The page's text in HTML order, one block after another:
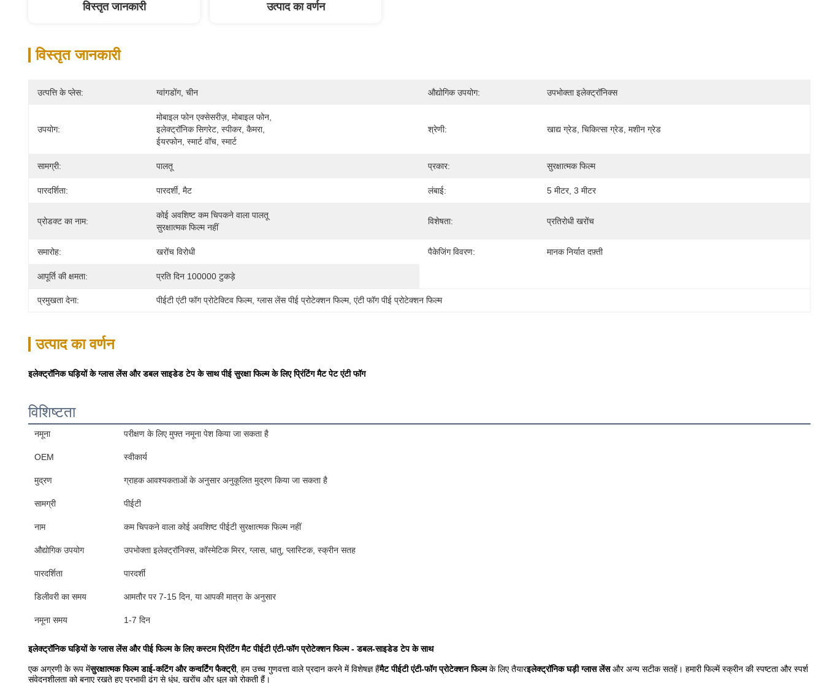
विस्तृत जानकारी उत्पाद का वर्णन
विस्तृत जानकारी
उत्पत्ति के प्लेस: ग्वांगडोंग, चीन औद्योगिक उपयोग: उपभोक्ता इलेक्ट्रॉनिक्स
उपयोग:
मोबाइल फोन एक्सेसरीज़, मोबाइल फोन,
इलेक्ट्रॉनिक सिगरेट, स्पीकर, कैमरा,
ईयरफोन, स्मार्ट वॉच, स्मार्ट
श्रेणी: खाद्य ग्रेड, चिकित्सा ग्रेड, मशीन ग्रेड
सामग्री: पालतू प्रकार: सुरक्षात्मक फिल्म
पारदर्शिता: पारदर्शी, मैट लंबाई: 5 मीटर, 3 मीटर
प्रोडक्ट का नाम:
कोई अवशिष्ट कम चिपकने वाला पालतू
सुरक्षात्मक फिल्म नहीं
विशेषता: प्रतिरोधी खरोंच
समारोह: खरोंच विरोधी पैकेजिंग विवरण: मानक निर्यात दफ़्ती
आपूर्ति की क्षमता: प्रति दिन 100000 टुकड़े
प्रमुखता देना: पीईटी एंटी फॉग प्रोटेक्टिव फिल्म, ग्लास लेंस पीई प्रोटेक्शन फिल्म, एंटी फॉग पीई प्रोटेक्शन फिल्म
उत्पाद का वर्णन
इलेक्ट्रॉनिक घड़ियों के ग्लास लेंस और डबल साइडेड टेप के साथ पीई सुरक्षा फिल्म के लिए प्रिंटिंग मैट पेट एंटी फॉग
विशिष्टता
नमूना परीक्षण के लिए मुफ्त नमूना पेश किया जा सकता है
OEM स्वीकार्य
मुद्रण ग्राहक आवश्यकताओं के अनुसार अनुकूलित मुद्रण किया जा सकता है
सामग्री पीईटी
नाम कम चिपकने वाला कोई अवशिष्ट पीईटी सुरक्षात्मक फिल्म नहीं
औद्योगिक उपयोग उपभोक्ता इलेक्ट्रॉनिक्स, कॉस्मेटिक मिरर, ग्लास, धातु, प्लास्टिक, स्क्रीन सतह
पारदर्शिता पारदर्शी
डिलीवरी का समय आमतौर पर 7-15 दिन, या आपकी मात्रा के अनुसार
नमूना समय 1-7 दिन
इलेक्ट्रॉनिक घड़ियों के ग्लास लेंस और पीई फिल्म के लिए कस्टम प्रिंटिंग मैट पीईटी एंटी-फॉग प्रोटेक्शन फिल्म - डबल-साइडेड टेप के साथ
एक अग्रणी के रूप मेंसुरक्षात्मक फिल्म डाई-कटिंग और कन्वर्टिंग फैक्ट्री, हम उच्च गुणवत्ता वाले प्रदान करने में विशेषज्ञ हैंमैट पीईटी एंटी-फॉग प्रोटेक्शन फिल्मके लिए तैयारइलेक्ट्रॉनिक घड़ी ग्लास लेंसऔर अन्य सटीक सतहें। हमारी फिल्में स्क्रीन की स्पष्टता और स्पर्श
संवेदनशीलता को बनाए रखते हुए प्रभावी ढंग से धुंध, खरोंच और धूल को रोकती हैं।